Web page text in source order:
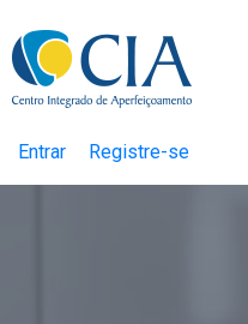
Entrar Registre-se